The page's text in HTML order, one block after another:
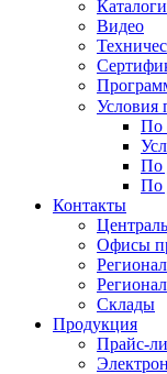
Видео
Условия
По
По
По
Контакты
Офисы
Склады
Продукция
Прайс-